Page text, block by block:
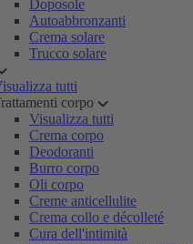
Doposole
Autoabbronzanti
Crema solare
Trucco solare
tutti
corpo
Visualizza tutti
Crema corpo
Deodoranti
Burro corpo
Oli corpo
Creme anticellulite
Crema collo e décolleté
Cura dell'intimità